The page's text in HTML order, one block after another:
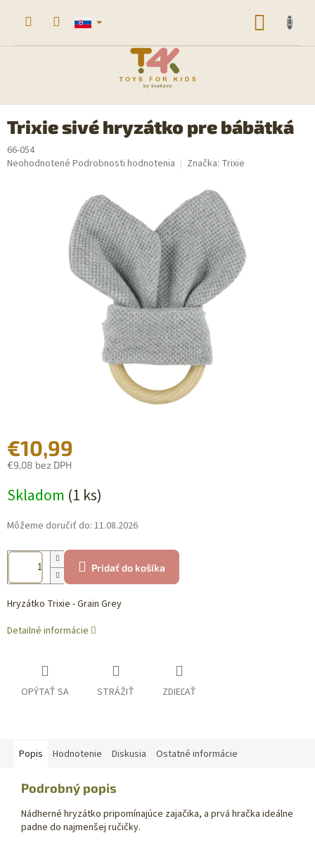
Trixie sivé hryzátko pre bábätká
66-054
Priemerné
Neohodnotené Podrobnosti hodnotenia Značka: Trixie
€10,99
€9,08 bez DPH
cena:
Skladom (1 ks)
Môžeme doručiť do: 11.08.2026
Pridať do košíka
Hryzátko Trixie - Grain Grey
Detailné informácie
OPÝTAŤ SA STRÁŽIŤ ZDIEĽAŤ
Popis Hodnotenie Diskusia Ostatné informácie
Podrobný popis
Nádherné hryzátko pripomínajúce zajačika, a prvá hračka ideálne
padne do najmenšej ručičky.